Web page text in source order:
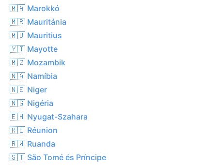
🇲🇦 Marokkó
🇲🇷 Mauritánia
🇲🇺 Mauritius
🇾🇹 Mayotte
🇲🇿 Mozambik
🇳🇦 Namíbia
🇳🇪 Niger
🇳🇬 Nigéria
🇪🇭 Nyugat-Szahara
🇷🇪 Réunion
🇷🇼 Ruanda
🇸🇹 São Tomé és Príncipe